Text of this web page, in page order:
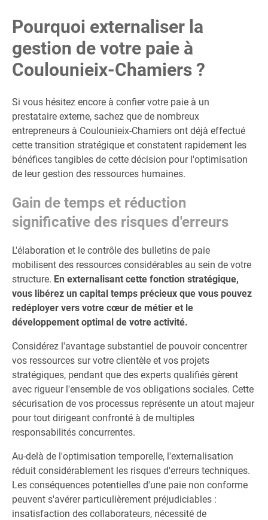
Pourquoi externaliser la
gestion de votre paie à
Coulounieix-Chamiers ?
Si vous hésitez encore à confier votre paie à un
prestataire externe, sachez que de nombreux
entrepreneurs à Coulounieix-Chamiers ont déjà effectué
cette transition stratégique et constatent rapidement les
bénéfices tangibles de cette décision pour l'optimisation
de leur gestion des ressources humaines.
Gain de temps et réduction
significative des risques d'erreurs
L'élaboration et le contrôle des bulletins de paie
mobilisent des ressources considérables au sein de votre
structure. En externalisant cette fonction stratégique,
vous libérez un capital temps précieux que vous pouvez
redéployer vers votre cœur de métier et le
développement optimal de votre activité.
Considérez l'avantage substantiel de pouvoir concentrer
vos ressources sur votre clientèle et vos projets
stratégiques, pendant que des experts qualifiés gèrent
avec rigueur l'ensemble de vos obligations sociales. Cette
sécurisation de vos processus représente un atout majeur
pour tout dirigeant confronté à de multiples
responsabilités concurrentes.
Au-delà de l'optimisation temporelle, l'externalisation
réduit considérablement les risques d'erreurs techniques.
Les conséquences potentielles d'une paie non conforme
peuvent s'avérer particulièrement préjudiciables :
insatisfaction des collaborateurs, nécessité de